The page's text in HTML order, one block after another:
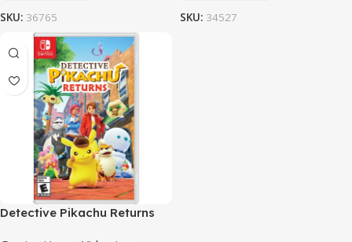
SKU: 36765 SKU: 34527
Detective Pikachu Returns